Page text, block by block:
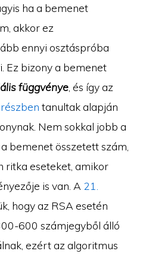
ha a bemenet
akkor ez
ennyi osztáspróba
Ez bizony a bemenet
függvénye, és így az
tanultak alapján
Nem sokkal jobb a
bemenet összetett szám,
ritka eseteket, amikor
is van. A 21.
hogy az RSA esetén
600 számjegyből álló
ezért az algoritmus